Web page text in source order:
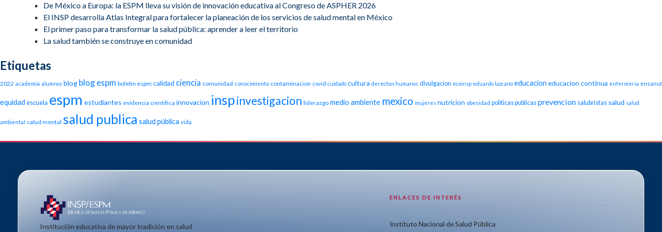
De México a Europa: la ESPM lleva su visión de innovación educativa al Congreso de ASPHER 2026
El INSP desarrolla Atlas Integral para fortalecer la planeación de los servicios de salud mental en México
El primer paso para transformar la salud pública: aprender a leer el territorio
La salud también se construye en comunidad
Etiquetas
2022 academia alumnos blog blog espm boletin espm calidad ciencia comunidad conocimiento contaminacion covid cuidado cultura derechos humanos divulgacion ecoinsp eduardo lazcano educacion educacion continua enfermeria ensanut
equidad escuela espm estudiantes evidencia cientifica innovacion inspinvestigacion liderazgo medio ambiente mexico mujeres nutricion obesidad politicas publicas prevencion salubristas salud salud
ambiental salud mental salud publica salud pública vida
Institución educativa de mayor tradición en salud
ENLACES DE INTERÉS
Instituto Nacional de Salud Pública